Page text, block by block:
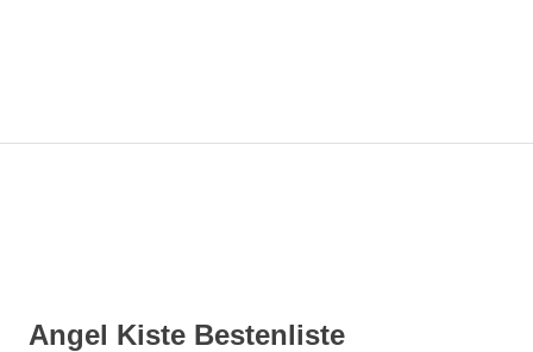
Angel Kiste Bestenliste